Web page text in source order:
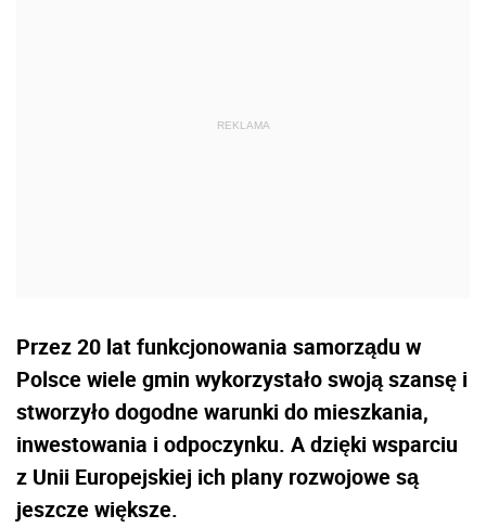
Przez 20 lat funkcjonowania samorządu w
Polsce wiele gmin wykorzystało swoją szansę i
stworzyło dogodne warunki do mieszkania,
inwestowania i odpoczynku. A dzięki wsparciu
z Unii Europejskiej ich plany rozwojowe są
jeszcze większe.